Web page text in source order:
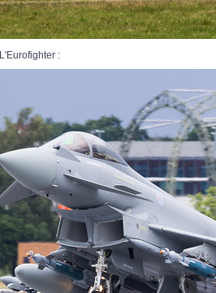
L'Eurofighter :